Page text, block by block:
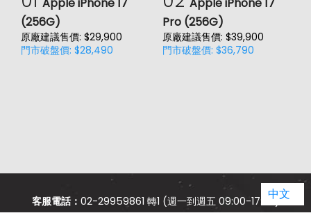
(256G)
原廠建議售價: $29,900
門市破盤價: $28,490
Pro (256G)
原廠建議售價: $39,900
門市破盤價: $36,790
客服電話： 02-29959861 轉1 (週一到週五 09:00-17:00)中文